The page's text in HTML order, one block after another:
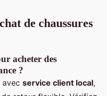
de chaussures
acheter des
?
avec service client local,